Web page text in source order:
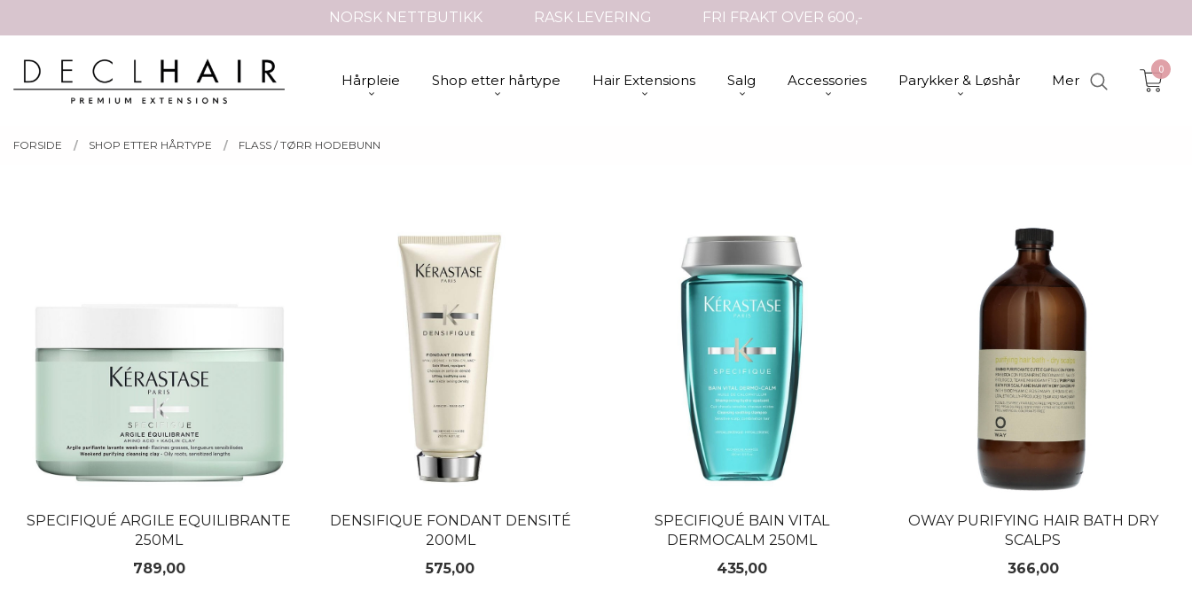
til
NORSK NETTBUTIKK RASK LEVERING FRI FRAKT OVER 600,-
PRODUKTER
Hårpleie Shop etter hårtype Hair Extensions Salg Accessories Parykker & Løshår Mer
0
FORSIDE SHOP ETTER HÅRTYPE FLASS / TØRR HODEBUNN
SPECIFIQUÉ ARGILE EQUILIBRANTE
250ML
Pris
789,00
DENSIFIQUE FONDANT DENSITÉ
200ML
Pris
575,00
SPECIFIQUÉ BAIN VITAL
DERMOCALM 250ML
Pris
435,00
OWAY PURIFYING HAIR BATH DRY
SCALPS
Pris
366,00